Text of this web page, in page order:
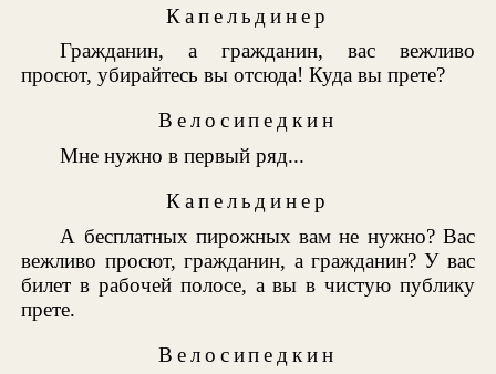
Капельдинер
Гражданин, а гражданин, вас вежливо
просют, убирайтесь вы отсюда! Куда вы прете?
Велосипедкин
Мне нужно в первый ряд...
Капельдинер
А бесплатных пирожных вам не нужно? Вас
вежливо просют, гражданин, а гражданин? У вас
билет в рабочей полосе, а вы в чистую публику
прете.
Велосипедкин